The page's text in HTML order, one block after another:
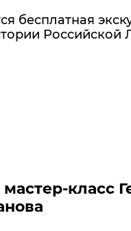
бесплатная
Российской
класс